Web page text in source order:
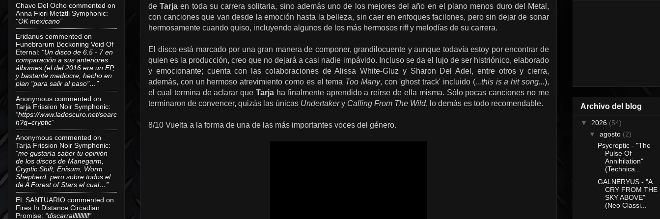
deTarja en toda su carrera solitaria, sino además uno de los mejores del año en el plano menos duro del Metal,
con canciones que van desde la emoción hasta la belleza, sin caer en enfoques facilones, pero sin dejar de sonar
hermosamente cuando quiso, incluyendo algunos de los más hermosos riff y melodías de su carrera.
El disco está marcado por una gran manera de componer, grandilocuente y aunque todavía estoy por encontrar de
quien es la producción, creo que no dejará a casi nadie impávido. Incluso se da el lujo de ser histriónico, elaborado
y emocionante; cuenta con las colaboraciones de Alissa White-Gluz y Sharon Del Adel, entre otros y cierra,
además, con un hermoso atrevimiento como es el tema Too Many, con 'ghost track' incluido (...this is a hit song...),
el cual termina de aclarar queTarja ha finalmente aprendido a reírse de ella misma. Sólo pocas canciones no me
terminaron de convencer, quizás las únicas Undertakery Calling From The Wild, lo demás es todo recomendable.
8/10 Vuelta a la forma de una de las más importantes voces del género.
Chavo Del Ocho commented on
Anna Fiori Metztli Symphonic:
“OK mexicano”
Eridanus commented on
Funebrarum Beckoning Void Of
Eternal: “Un disco de 6.5 - 7 en
comparación a sus anteriores
álbumes (el del 2016 era un EP,
y bastante mediocre, hecho en
plan "para salir al paso"…”
Anonymous commented on
Tarja Frission Noir Symphonic:
“https://www.ladoscuro.net/searc
h?q=cryptic”
Anonymous commented on
Tarja Frission Noir Symphonic:
“me gustaría saber tu opinión
de los discos de Manegarm,
Cryptic Shift, Enisum, Worm
Shepherd, pero sobre todos el
de A Forest of Stars el cual…”
EL SANTUARIO commented on
Fires In Distance Circadian
Promise: “discarralllllllllll”
Archivo del blog
▼ 2026 (54)
▼ agosto (2)
Psycroptic - "The
Pulse Of
Annihilation"
(Technica...
GALNERYUS - "A
CRY FROM THE
SKY ABOVE"
(Neo Classi...